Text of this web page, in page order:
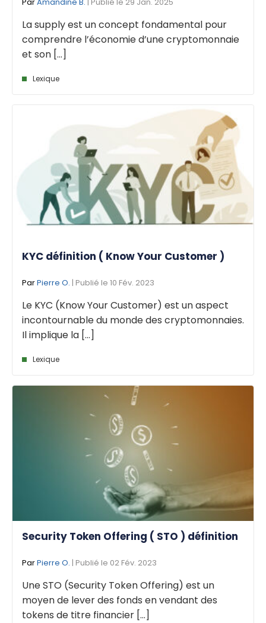
La supply est un concept fondamental pour
comprendre l’économie d’une cryptomonnaie
et son [...]
Lexique
KYC définition ( Know Your Customer )
ParPierre O. | Publié le 10 Fév. 2023
Le KYC (Know Your Customer) est un aspect
incontournable du monde des cryptomonnaies.
Il implique la [...]
Lexique
Security Token Offering ( STO ) définition
ParPierre O. | Publié le 02 Fév. 2023
Une STO (Security Token Offering) est un
moyen de lever des fonds en vendant des
tokens de titre financier [...]